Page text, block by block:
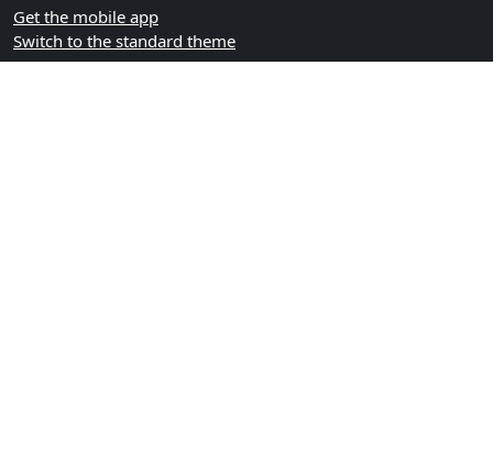
Get the mobile app
Switch to the standard theme